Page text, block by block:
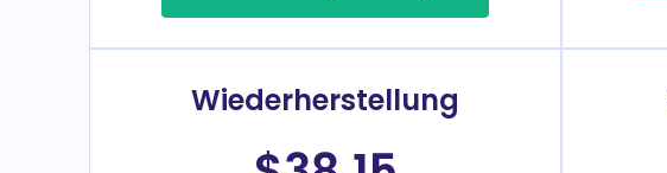
Wiederherstellung